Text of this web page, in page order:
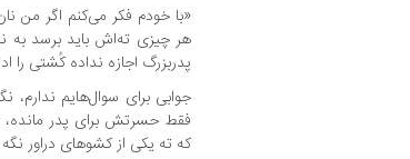
«با خودم فکر می‌کنم اگر من
هر چیزی ته‌اش باید برسد
پدربزرگ اجازه نداده کُشتی را
جوابی برای سوال‌هایم
فقط حسرتش برای پدر
که ته یکی از کشوهای دراور